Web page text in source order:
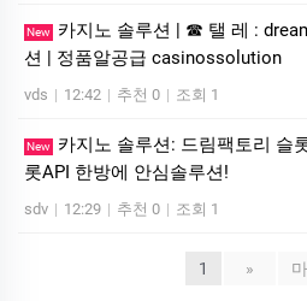
New
카­지노 솔­루션 | ☎ 탤 레 :
션 | 정품알공급 casinossolution
vds | 12:42 | 추천 0 | 조회 1
New
카지노 솔루션: 드림팩토리 슬
롯API 한방에 안심솔루션!
sdv | 12:29 | 추천 0 | 조회 1
1 »